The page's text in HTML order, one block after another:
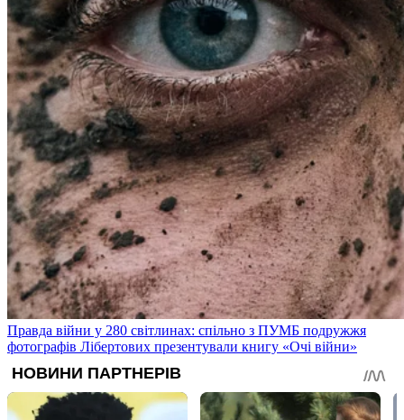
Правда війни у 280 світлинах: спільно з ПУМБ подружжя
фотографів Лібертових презентували книгу «Очі війни»